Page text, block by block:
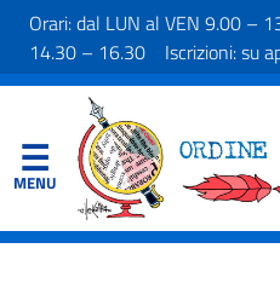
Orari: dal LUN al VEN 9.00 –
14.30 – 16.30 Iscrizioni: su